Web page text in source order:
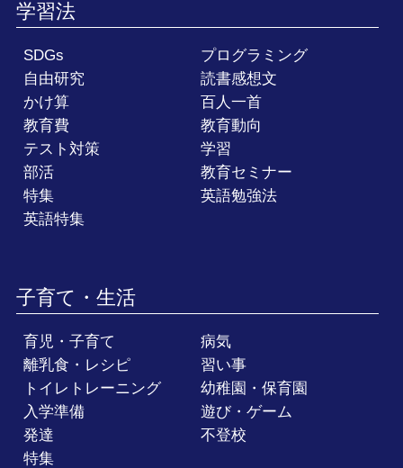
学習法
SDGs
プログラミング
自由研究
読書感想文
かけ算
百人一首
教育費
教育動向
テスト対策
学習
部活
教育セミナー
特集
英語勉強法
英語特集
子育て・生活
育児・子育て
病気
離乳食・レシピ
習い事
トイレトレーニング
幼稚園・保育園
入学準備
遊び・ゲーム
発達
不登校
特集